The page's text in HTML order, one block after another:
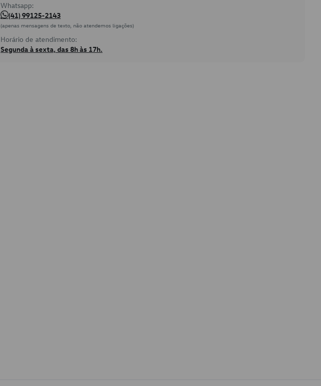
Whatsapp:
(41) 99125-2143
(apenas mensagens de texto, não atendemos ligações)
Horário de atendimento:
Segunda à sexta, das 8h às 17h.